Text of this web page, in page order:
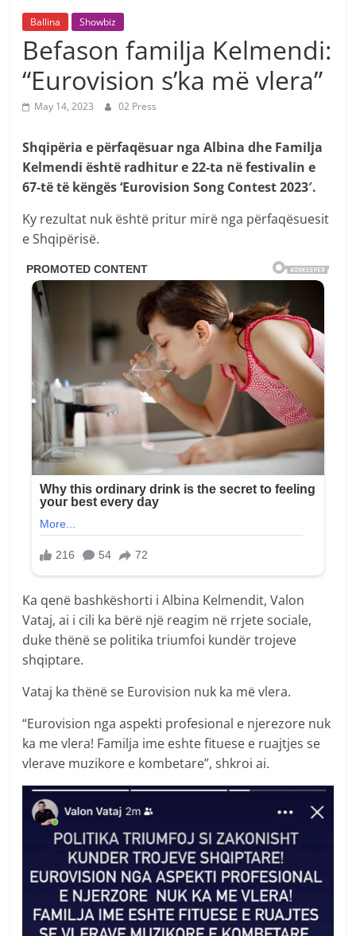
Ballina Showbiz
Befason familja Kelmendi:
“Eurovision s’ka më vlera”
May 14, 2023 02 Press
Shqipëria e përfaqësuar nga Albina dhe Familja
Kelmendi është radhitur e 22-ta në festivalin e
67-të të këngës ‘Eurovision Song Contest 2023′.
Ky rezultat nuk është pritur mirë nga përfaqësuesit
e Shqipërisë.
Ka qenë bashkëshorti i Albina Kelmendit, Valon
Vataj, ai i cili ka bërë një reagim në rrjete sociale,
duke thënë se politika triumfoi kundër trojeve
shqiptare.
Vataj ka thënë se Eurovision nuk ka më vlera.
“Eurovision nga aspekti profesional e njerezore nuk
ka me vlera! Familja ime eshte fituese e ruajtjes se
vlerave muzikore e kombetare”, shkroi ai.